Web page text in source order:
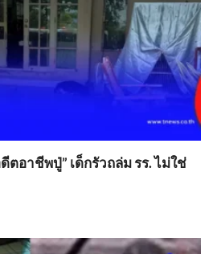
ตอาชีพปู่” เด็กรัวถล่ม รร. ไม่ใช่